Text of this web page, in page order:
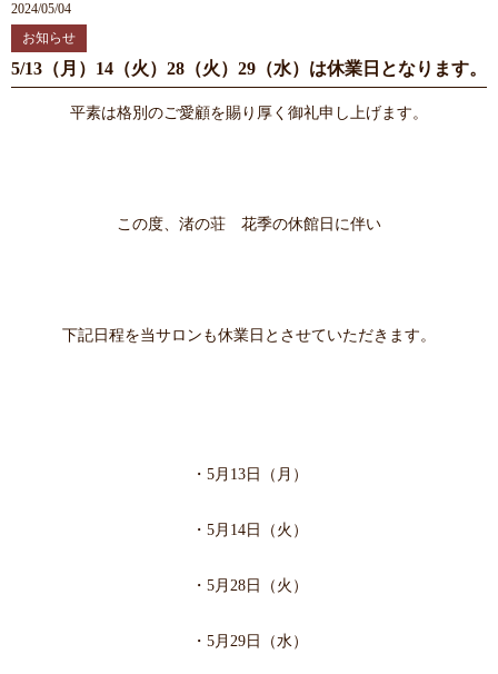
2024/05/04
お知らせ
5/13（月）14（火）28（火）29（水）は休業日となります。
平素は格別のご愛顧を賜り厚く御礼申し上げます。
この度、渚の荘 花季の休館日に伴い
下記日程を当サロンも休業日とさせていただきます。
・5月13日（月）
・5月14日（火 ）
・5月28日（火 ）
・5月29日（水）